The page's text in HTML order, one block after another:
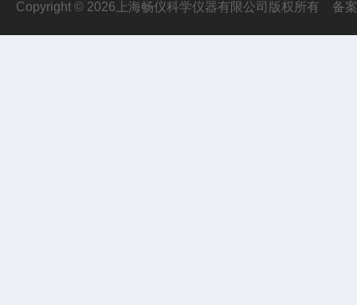
Copyright © 2026上海畅仪科学仪器有限公司版权所有 备